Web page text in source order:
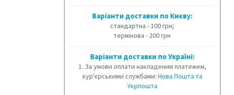
Варіанти доставки по Києву:
стандартна - 100 грн;
термінова - 200 грн
Варіанти доставки по Україні:
1. За умови оплати накладеним платежем,
кур'єрськими службами: Нова Пошта та
Укрпошта